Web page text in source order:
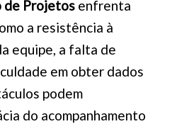
de Projetos enfrenta
a resistência à
equipe, a falta de
em obter dados
podem
do acompanhamento